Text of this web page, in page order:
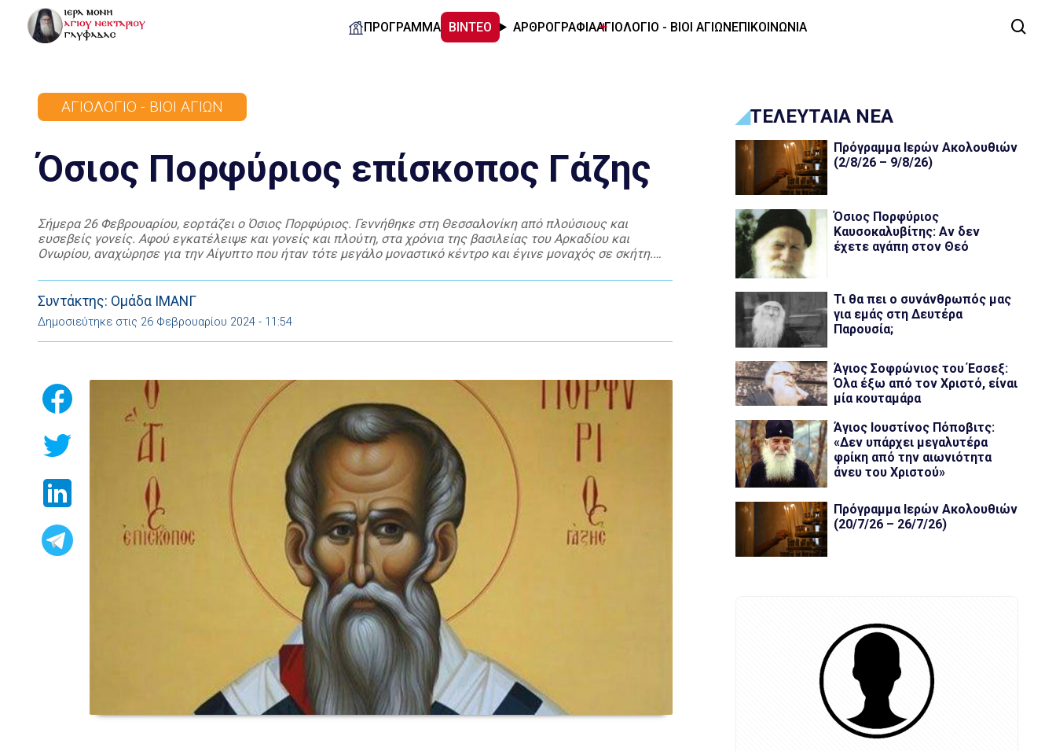
ΠΡΟΓΡΑΜΜΑ ΒΙΝΤΕΟ ΑΡΘΡΟΓΡΑΦΙΑΑΓΙΟΛΟΓΙΟ - ΒΙΟΙ ΑΓΙΩΝΕΠΙΚΟΙΝΩΝΙΑ
ΑΓΙΟΛΌΓΙΟ - ΒΊΟΙ ΑΓΊΩΝ
Όσιος Πορφύριος επίσκοπος Γάζης
Σήμερα 26 Φεβρουαρίου, εορτάζει ο Όσιος Πορφύριος. Γεννήθηκε στη Θεσσαλονίκη από πλούσιους και
ευσεβείς γονείς. Αφού εγκατέλειψε και γονείς και πλούτη, στα χρόνια της βασιλείας του Αρκαδίου και
Ονωρίου, αναχώρησε για την Αίγυπτο που ήταν τότε μεγάλο μοναστικό κέντρο και έγινε μοναχός σε σκήτη.
Συντάκτης: Ομάδα ΙΜΑΝΓ
Δημοσιεύτηκε στις 26 Φεβρουαρίου 2024 - 11:54
ΤΕΛΕΥΤΑΙΑ ΝΕΑ
Πρόγραμμα Ιερών Ακολουθιών
(2/8/26 – 9/8/26)
Όσιος Πορφύριος
Καυσοκαλυβίτης: Αν δεν
έχετε αγάπη στον Θεό
Τι θα πει ο συνάνθρωπός μας
για εμάς στη Δευτέρα
Παρουσία;
Άγιος Σοφρώνιος του Έσσεξ:
Όλα έξω από τον Χριστό, είναι
μία κουταμάρα
Άγιος Ιουστίνος Πόποβιτς:
«Δεν υπάρχει μεγαλυτέρα
φρίκη από την αιωνιότητα
άνευ του Χριστού»
Πρόγραμμα Ιερών Ακολουθιών
(20/7/26 – 26/7/26)